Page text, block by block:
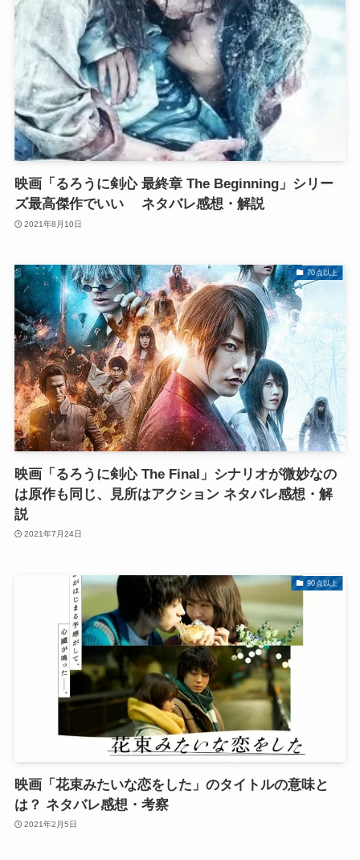
映画「るろうに剣心 最終章 The Beginning」シリー
ズ最高傑作でいい ネタバレ感想・解説
2021年8月10日
70点以上
映画「るろうに剣心 The Final」シナリオが微妙なの
は原作も同じ、見所はアクション ネタバレ感想・解
説
2021年7月24日
90点以上
映画「花束みたいな恋をした」のタイトルの意味と
は？ ネタバレ感想・考察
2021年2月5日